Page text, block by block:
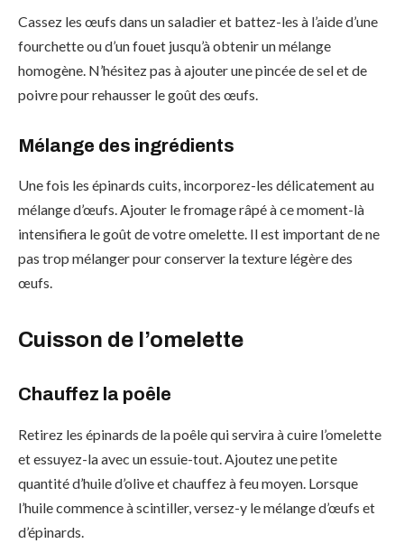
Cassez les œufs dans un saladier et battez-les à l’aide d’une
fourchette ou d’un fouet jusqu’à obtenir un mélange
homogène. N’hésitez pas à ajouter une pincée de sel et de
poivre pour rehausser le goût des œufs.
Mélange des ingrédients
Une fois les épinards cuits, incorporez-les délicatement au
mélange d’œufs. Ajouter le fromage râpé à ce moment-là
intensifiera le goût de votre omelette. Il est important de ne
pas trop mélanger pour conserver la texture légère des
œufs.
Cuisson de l’omelette
Chauffez la poêle
Retirez les épinards de la poêle qui servira à cuire l’omelette
et essuyez-la avec un essuie-tout. Ajoutez une petite
quantité d’huile d’olive et chauffez à feu moyen. Lorsque
l’huile commence à scintiller, versez-y le mélange d’œufs et
d’épinards.